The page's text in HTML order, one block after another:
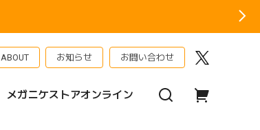
ABOUT お知らせ お問い合わせ
メガニケストアオンライン